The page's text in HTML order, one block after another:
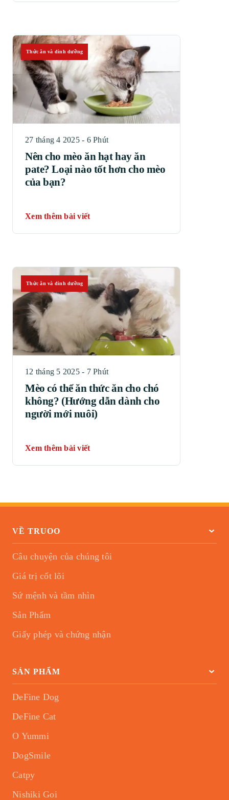
Thức ăn và dinh dưỡng
27 tháng 4 2025 - 6 Phút
Nên cho mèo ăn hạt hay ăn
pate? Loại nào tốt hơn cho mèo
của bạn?
Xem thêm bài viết
Thức ăn và dinh dưỡng
12 tháng 5 2025 - 7 Phút
Mèo có thể ăn thức ăn cho chó
không? (Hướng dẫn dành cho
người mới nuôi)
Xem thêm bài viết
VỀ TRUOO
Câu chuyện của chúng tôi
Giá trị cốt lõi
Sứ mệnh và tầm nhìn
Sản Phẩm
Giấy phép và chứng nhận
SẢN PHẨM
DeFine Dog
DeFine Cat
O Yummi
DogSmile
Catpy
Nishiki Goi